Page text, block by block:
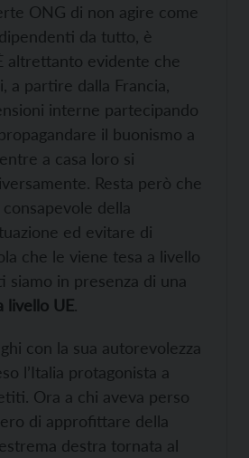
ONG di non agire come
da tutto, è
altrettanto evidente che
a partire dalla Francia,
interne partecipando
il buonismo a
a casa loro si
Resta però che
della
ed evitare di
che le viene tesa a livello
siamo in presenza di una
livello UE.
con la sua autorevolezza
l’Italia protagonista a
Ora a chi aveva perso
di approfittare della
destra tornata al